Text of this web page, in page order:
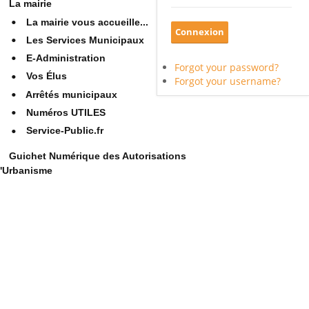
Forgot your password?
Forgot your username?
La mairie
La mairie vous accueille...
Les Services Municipaux
E-Administration
Vos Élus
Arrêtés municipaux
Numéros UTILES
Service-Public.fr
Guichet Numérique des Autorisations